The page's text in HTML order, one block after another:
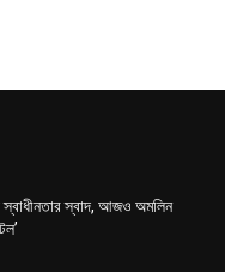
স্বাধীনতার স্বাদ, আজও অমলিন